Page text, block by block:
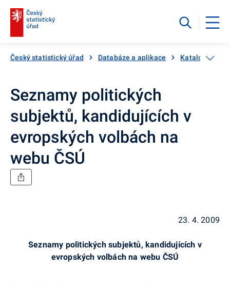
Český statistický úřad Databáze a aplikace Katalog
Seznamy politických
subjektů, kandidujících v
evropských volbách na
webu ČSÚ
23. 4. 2009
Seznamy politických subjektů, kandidujících v
evropských volbách na webu ČSÚ